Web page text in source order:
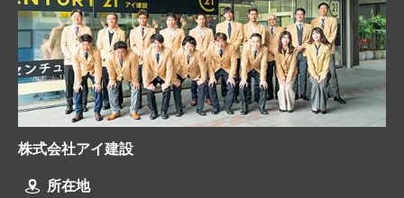
株式会社アイ建設
所在地